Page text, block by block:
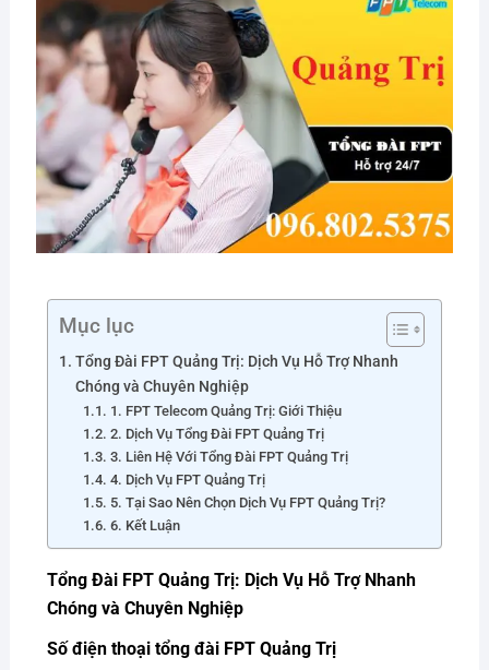
Mục lục
Tổng Đài FPT Quảng Trị: Dịch Vụ Hỗ Trợ Nhanh
Chóng và Chuyên Nghiệp
1. FPT Telecom Quảng Trị: Giới Thiệu
2. Dịch Vụ Tổng Đài FPT Quảng Trị
3. Liên Hệ Với Tổng Đài FPT Quảng Trị
4. Dịch Vụ FPT Quảng Trị
5. Tại Sao Nên Chọn Dịch Vụ FPT Quảng Trị?
6. Kết Luận
Tổng Đài FPT Quảng Trị: Dịch Vụ Hỗ Trợ Nhanh
Chóng và Chuyên Nghiệp
Số điện thoại tổng đài FPT Quảng Trị